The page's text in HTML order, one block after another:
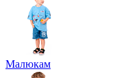
Малюкам